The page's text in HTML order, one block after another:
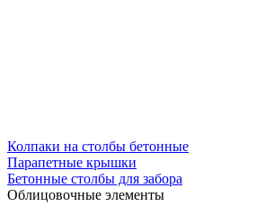
Колпаки на столбы бетонные
Парапетные крышки
Бетонные столбы для забора
Облицовочные элементы